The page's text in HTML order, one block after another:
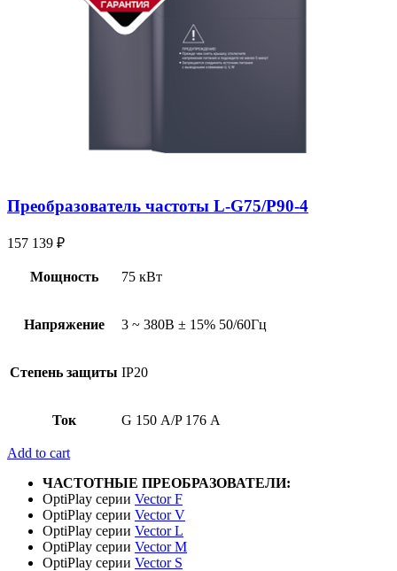
Преобразователь частоты L-G75/P90-4
157 139 ₽
Мощность 75 кВт
Напряжение 3 ~ 380В ± 15% 50/60Гц
Степень защиты IP20
Ток G 150 А/P 176 А
Add to cart
ЧАСТОТНЫЕ ПРЕОБРАЗОВАТЕЛИ:
OptiPlay серии Vector F
OptiPlay серии Vector V
OptiPlay серии Vector L
OptiPlay серии Vector M
OptiPlay серии Vector S